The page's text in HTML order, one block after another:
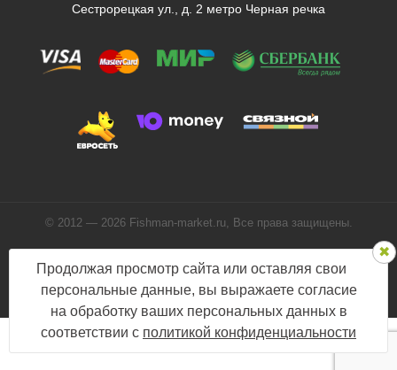
Сестрорецкая ул., д. 2 метро Черная речка
© 2012 — 2026 Fishman-market.ru, Все права защищены.
Мы в соцсетях:
Продолжая просмотр сайта или оставляя свои
персональные данные, вы выражаете согласие
на обработку ваших персональных данных в
соответствии с политикой конфиденциальности